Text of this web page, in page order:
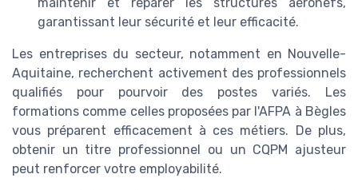
maintenir et réparer les structures aéronefs,
garantissant leur sécurité et leur efficacité.
Les entreprises du secteur, notamment en Nouvelle-
Aquitaine, recherchent activement des professionnels
qualifiés pour pourvoir des postes variés. Les
formations comme celles proposées par l'AFPA à Bègles
vous préparent efficacement à ces métiers. De plus,
obtenir un titre professionnel ou un CQPM ajusteur
peut renforcer votre employabilité.